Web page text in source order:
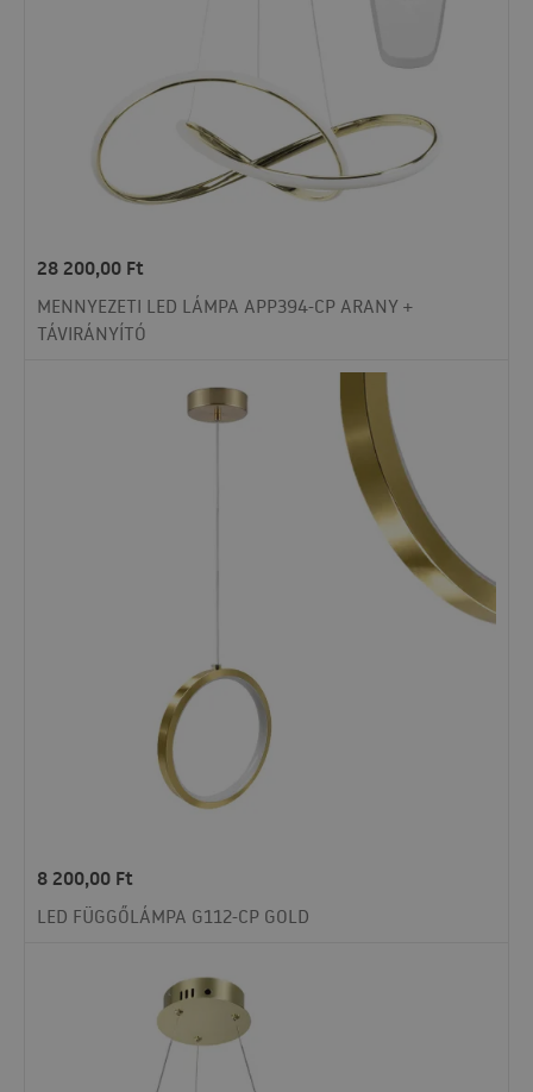
28 200,00 Ft
MENNYEZETI LED LÁMPA APP394-CP ARANY +
TÁVIRÁNYÍTÓ
8 200,00 Ft
LED FÜGGŐLÁMPA G112-CP GOLD